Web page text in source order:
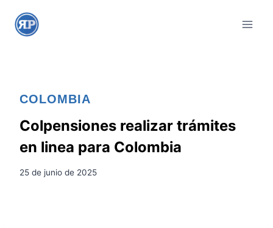
COLOMBIA
Colpensiones realizar trámites
en linea para Colombia
25 de junio de 2025